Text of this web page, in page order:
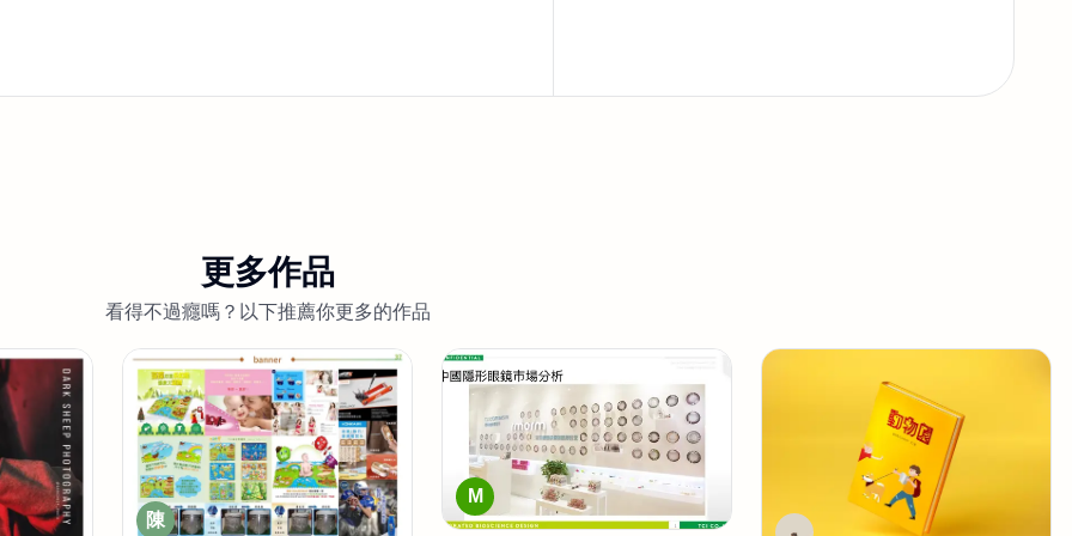
更多作品
看得不過癮嗎？以下推薦你更多的作品
陳
M